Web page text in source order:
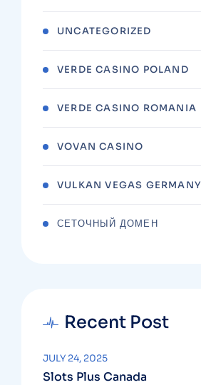
UNCATEGORIZED
VERDE CASINO POLAND
VERDE CASINO ROMANIA
VOVAN CASINO
VULKAN VEGAS GERMANY
СЕТОЧНЫЙ ДОМЕН
Recent Post
Slots Plus Canada
JULY 24, 2025